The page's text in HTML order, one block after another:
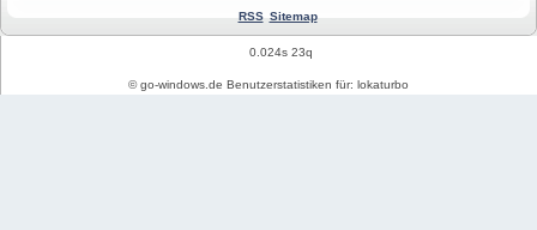
RSS Sitemap
0.024s 23q
© go-windows.de Benutzerstatistiken für: lokaturbo